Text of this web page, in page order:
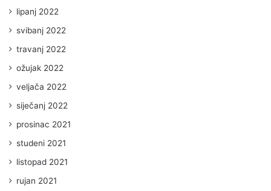
lipanj 2022
svibanj 2022
travanj 2022
ožujak 2022
veljača 2022
siječanj 2022
prosinac 2021
studeni 2021
listopad 2021
rujan 2021